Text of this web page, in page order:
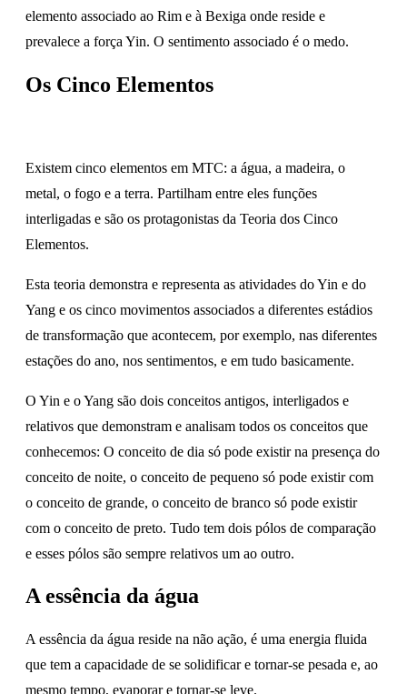
elemento associado ao Rim e à Bexiga onde reside e
prevalece a força Yin. O sentimento associado é o medo.
Os Cinco Elementos
Existem cinco elementos em MTC: a água, a madeira, o
metal, o fogo e a terra. Partilham entre eles funções
interligadas e são os protagonistas da Teoria dos Cinco
Elementos.
Esta teoria demonstra e representa as atividades do Yin e do
Yang e os cinco movimentos associados a diferentes estádios
de transformação que acontecem, por exemplo, nas diferentes
estações do ano, nos sentimentos, e em tudo basicamente.
O Yin e o Yang são dois conceitos antigos, interligados e
relativos que demonstram e analisam todos os conceitos que
conhecemos: O conceito de dia só pode existir na presença do
conceito de noite, o conceito de pequeno só pode existir com
o conceito de grande, o conceito de branco só pode existir
com o conceito de preto. Tudo tem dois pólos de comparação
e esses pólos são sempre relativos um ao outro.
A essência da água
A essência da água reside na não ação, é uma energia fluida
que tem a capacidade de se solidificar e tornar-se pesada e, ao
mesmo tempo, evaporar e tornar-se leve.